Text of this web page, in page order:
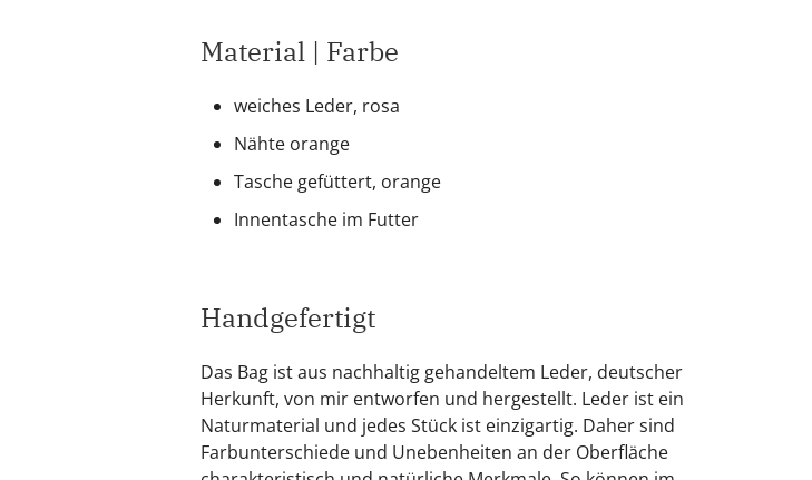
Material | Farbe
weiches Leder, rosa
Nähte orange
Tasche gefüttert, orange
Innentasche im Futter
Handgefertigt
Das Bag ist aus nachhaltig gehandeltem Leder, deutscher
Herkunft, von mir entworfen und hergestellt. Leder ist ein
Naturmaterial und jedes Stück ist einzigartig. Daher sind
Farbunterschiede und Unebenheiten an der Oberfläche